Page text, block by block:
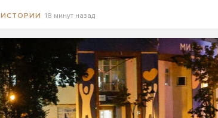
ИСТОРИИ 18 минут назад